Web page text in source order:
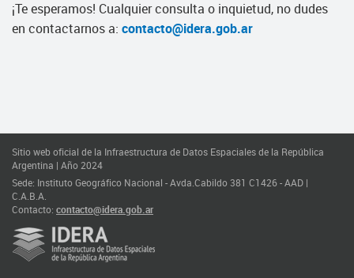
¡Te esperamos! Cualquier consulta o inquietud, no dudes
en contactarnos a: contacto@idera.gob.ar
Sitio web oficial de la Infraestructura de Datos Espaciales de la República
Argentina | Año 2024
Sede: Instituto Geográfico Nacional - Avda.Cabildo 381 C1426 - AAD |
C.A.B.A.
Contacto: contacto@idera.gob.ar